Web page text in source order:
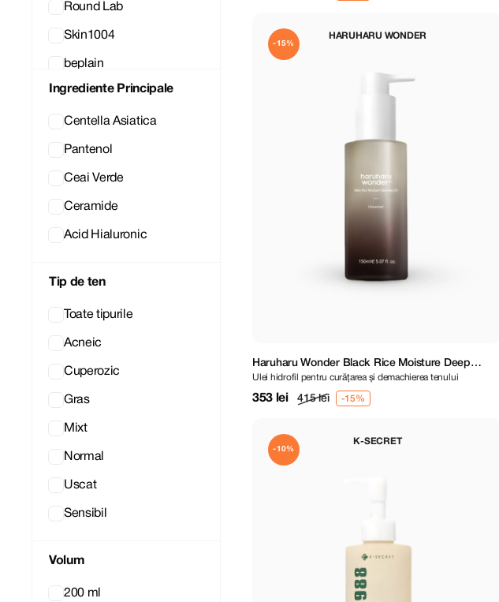
Round Lab
Skin1004
beplain
Ingrediente Principale
Centella Asiatica
Pantenol
Ceai Verde
Ceramide
Acid Hialuronic
Tip de ten
Toate tipurile
Acneic
Cuperozic
Gras
Mixt
Normal
Uscat
Sensibil
Volum
200 ml
HARUHARU WONDER
-15%
Haruharu Wonder Black Rice Moisture Deep
Cleansing Oil 150 ml
Ulei hidrofil pentru curățarea și demachierea tenului
353 lei 415 lei
K-SECRET
-10%